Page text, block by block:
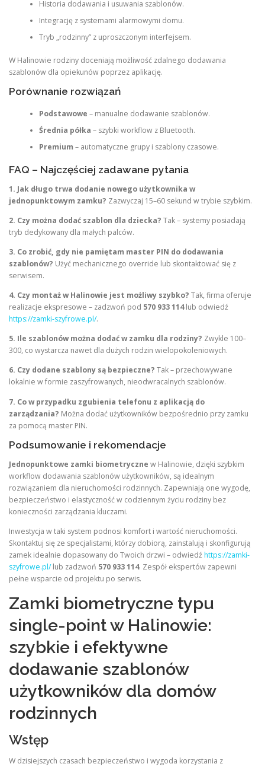
Historia dodawania i usuwania szablonów.
Integrację z systemami alarmowymi domu.
Tryb „rodzinny” z uproszczonym interfejsem.
W Halinowie rodziny doceniają możliwość zdalnego dodawania
szablonów dla opiekunów poprzez aplikację.
Porównanie rozwiązań
Podstawowe – manualne dodawanie szablonów.
Średnia półka – szybki workflow z Bluetooth.
Premium – automatyczne grupy i szablony czasowe.
FAQ – Najczęściej zadawane pytania
1. Jak długo trwa dodanie nowego użytkownika w
jednopunktowym zamku? Zazwyczaj 15–60 sekund w trybie szybkim.
2. Czy można dodać szablon dla dziecka? Tak – systemy posiadają
tryb dedykowany dla małych palców.
3. Co zrobić, gdy nie pamiętam master PIN do dodawania
szablonów? Użyć mechanicznego override lub skontaktować się z
serwisem.
4. Czy montaż w Halinowie jest możliwy szybko? Tak, firma oferuje
realizacje ekspresowe – zadzwoń pod 570 933 114lub odwiedź
https://zamki-szyfrowe.pl/.
5. Ile szablonów można dodać w zamku dla rodziny? Zwykle 100–
300, co wystarcza nawet dla dużych rodzin wielopokoleniowych.
6. Czy dodane szablony są bezpieczne? Tak – przechowywane
lokalnie w formie zaszyfrowanych, nieodwracalnych szablonów.
7. Co w przypadku zgubienia telefonu z aplikacją do
zarządzania? Można dodać użytkowników bezpośrednio przy zamku
za pomocą master PIN.
Podsumowanie i rekomendacje
Jednopunktowe zamki biometryczne w Halinowie, dzięki szybkim
workflow dodawania szablonów użytkowników, są idealnym
rozwiązaniem dla nieruchomości rodzinnych. Zapewniają one wygodę,
bezpieczeństwo i elastyczność w codziennym życiu rodziny bez
konieczności zarządzania kluczami.
Inwestycja w taki system podnosi komfort i wartość nieruchomości.
Skontaktuj się ze specjalistami, którzy dobiorą, zainstalują i skonfigurują
zamek idealnie dopasowany do Twoich drzwi – odwiedźhttps://zamki-
szyfrowe.pl/lub zadzwoń 570 933 114. Zespół ekspertów zapewni
pełne wsparcie od projektu po serwis.
Zamki biometryczne typu
single-point w Halinowie:
szybkie i efektywne
dodawanie szablonów
użytkowników dla domów
rodzinnych
Wstęp
W dzisiejszych czasach bezpieczeństwo i wygoda korzystania z